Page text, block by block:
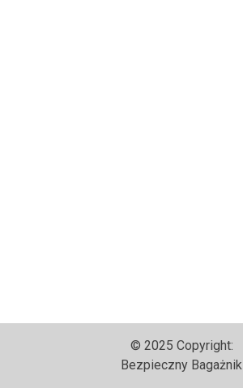
© 2025 Copyright:
Bezpieczny Bagażnik